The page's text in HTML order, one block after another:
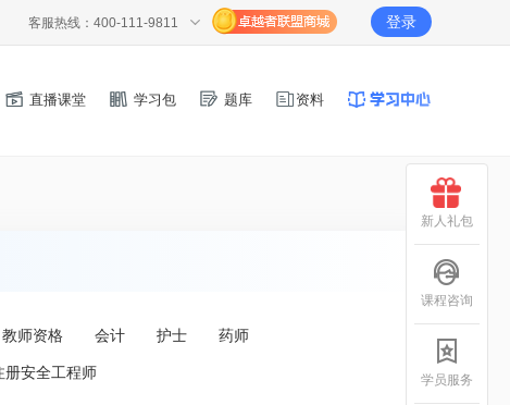
客服热线：400-111-9811 登录
直播课堂 学习包 题库 资料
教师资格 会计 护士 药师
册安全工程师
新人礼包
课程咨询
学员服务